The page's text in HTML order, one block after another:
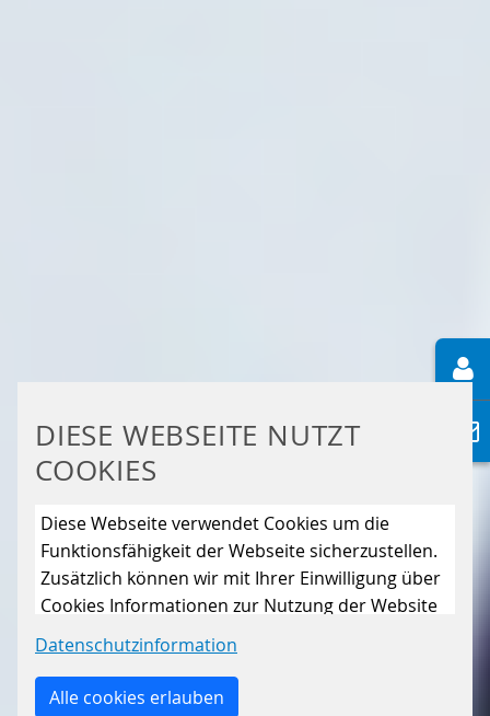
DIESE WEBSEITE NUTZT
COOKIES
Diese Webseite verwendet Cookies um die
Funktionsfähigkeit der Webseite sicherzustellen.
Zusätzlich können wir mit Ihrer Einwilligung über
Cookies Informationen zur Nutzung der Website
sammeln, um die Webseite ständig zu
verbessern. Mit dem Klick auf den Button „Nur
essenzielle Cookies erlauben“ lehnen Sie die
Datenschutzinformation
Alle cookies erlauben